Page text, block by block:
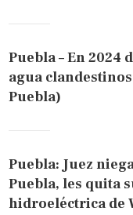
Puebla – En 2024
agua
Puebla)
Puebla: Juez
Puebla, les quita
hidroeléctrica de